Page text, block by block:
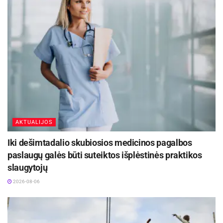
rungtynėse labai trūko tarpusavio susikalbėjimo,
kai kurie dalykai, kuriuos reikėjo išdirbti
treniruotėse, liko nepadaryti. „Mano prioritetas
dabar – užbaigti savo MKL kelią iki galo, o tada
žiūrėti, kas laukia toliau“, – po rungtynių sakė
Gabija Galvanauskaitė.
Varžybose panevėžiečių komandai daugiausiai
taškų pelnė Aida Butvilaitė (21) ir Urtė
Gurevičiūtė (20).
komanda greitosios medicinos pagalbos
automobiliu skubiai išvyko į Lietuvos sveikatos
mokslų universiteto ligoninę Kauno klinikas. Čia
organas bus persodintas jo laukiančiam
pacientui.
naujienos
Pavogtas automobilis BMW X6
Visas donorystės ir transplantacijos procesas –
AKTUALIJOS
Iki dešimtadalio skubiosios medicinos pagalbos
paslaugų galės būti suteiktos išplėstinės praktikos
slaugytojų
2026-08-06